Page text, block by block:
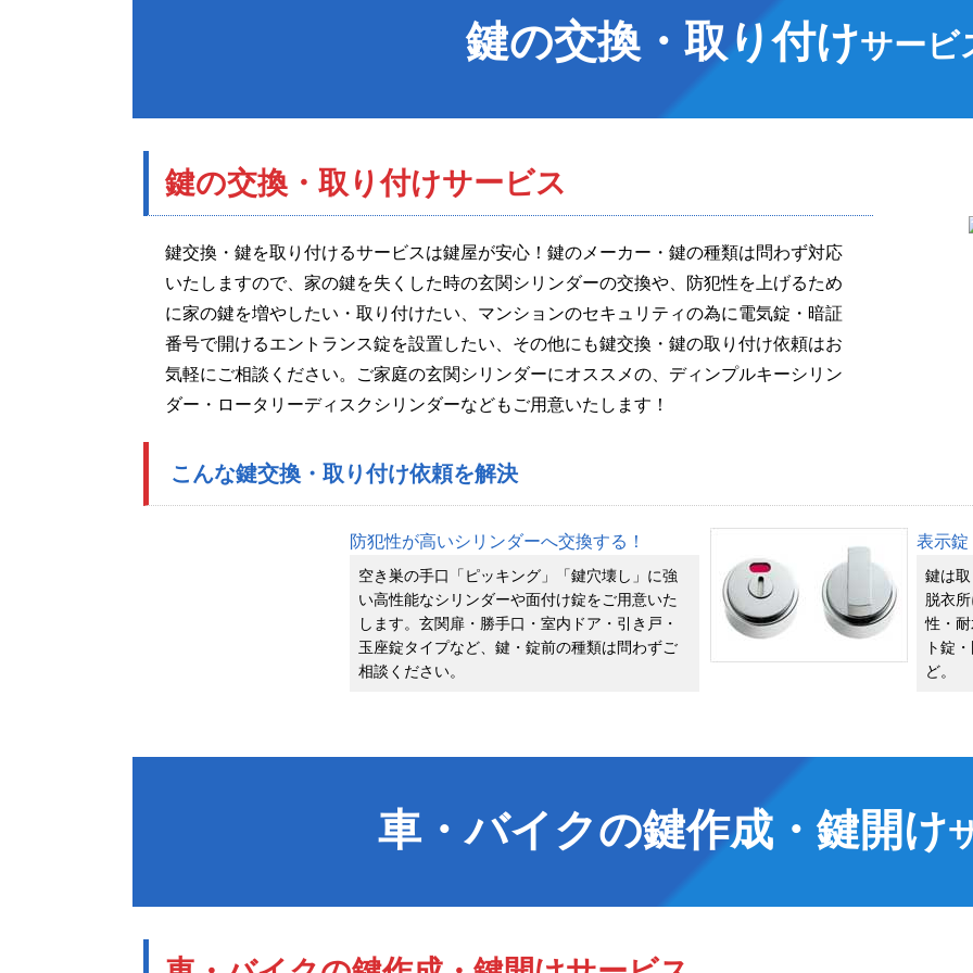
鍵の交換・取り付けサービ
鍵の交換・取り付けサービス
鍵交換・鍵を取り付けるサービスは鍵屋が安心！鍵のメーカー・鍵の種類は問わず対応
いたしますので、家の鍵を失くした時の玄関シリンダーの交換や、防犯性を上げるため
に家の鍵を増やしたい・取り付けたい、マンションのセキュリティの為に電気錠・暗証
番号で開けるエントランス錠を設置したい、その他にも鍵交換・鍵の取り付け依頼はお
気軽にご相談ください。ご家庭の玄関シリンダーにオススメの、ディンプルキーシリン
ダー・ロータリーディスクシリンダーなどもご用意いたします！
こんな鍵交換・取り付け依頼を解決
防犯性が高いシリンダーへ交換する！
空き巣の手口「ピッキング」「鍵穴壊し」に強
い高性能なシリンダーや面付け錠をご用意いた
します。玄関扉・勝手口・室内ドア・引き戸・
玉座錠タイプなど、鍵・錠前の種類は問わずご
相談ください。
表示錠
鍵は
脱衣
性・
ト錠
ど。
車・バイクの鍵作成・鍵開け